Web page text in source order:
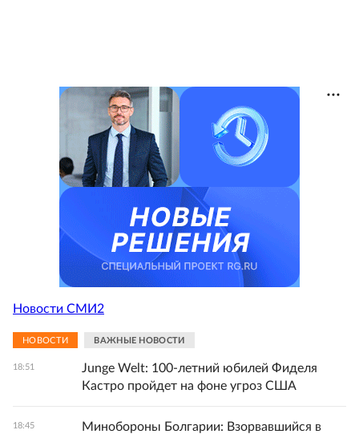
Новости СМИ2
НОВОСТИ ВАЖНЫЕ НОВОСТИ
18:51
Junge Welt: 100-летний юбилей Фиделя
Кастро пройдет на фоне угроз США
18:45
Минобороны Болгарии: Взорвавшийся в